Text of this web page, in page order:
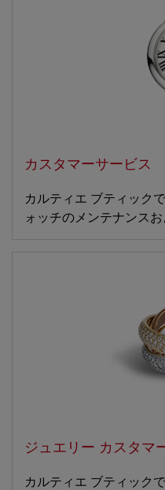
カスタマーサービス
カルティエ ブティック
ォッチのメンテナンス
ジュエリー カスタマ
カルティエ ブティック